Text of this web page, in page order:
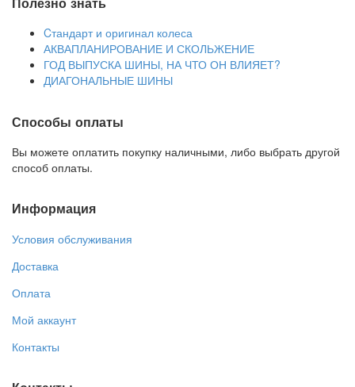
Cтандарт и оригинал колеса
АКВАПЛАНИРОВАНИЕ И СКОЛЬЖЕНИЕ
ГОД ВЫПУСКА ШИНЫ, НА ЧТО ОН ВЛИЯЕТ?
ДИАГОНАЛЬНЫЕ ШИНЫ
Способы оплаты
Вы можете оплатить покупку наличными, либо выбрать другой
способ оплаты.
Информация
Условия обслуживания
Доставка
Оплата
Мой аккаунт
Контакты